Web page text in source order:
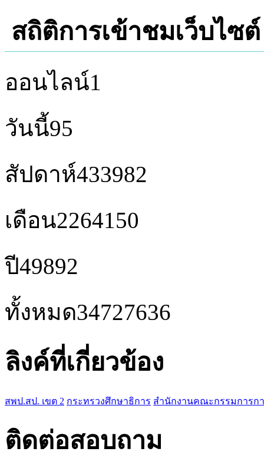
สถิติการเข้าชมเว็บไซต์
ออนไลน์1
วันนี้95
สัปดาห์433982
เดือน2264150
ปี49892
ทั้งหมด34727636
ลิงค์ที่เกี่ยวข้อง
สพป.สป. เขต 2 กระทรวงศึกษาธิการ สำนักงานคณะกรรมการก
ติดต่อสอบถาม